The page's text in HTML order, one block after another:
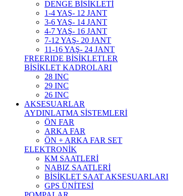
DENGE BİSİKLETİ
1-4 YAŞ- 12 JANT
3-6 YAŞ- 14 JANT
4-7 YAŞ- 16 JANT
7-12 YAŞ- 20 JANT
11-16 YAŞ- 24 JANT
FREERIDE BİSİKLETLER
BİSİKLET KADROLARI
28 INC
29 INC
26 INC
AKSESUARLAR
AYDINLATMA SİSTEMLERİ
ÖN FAR
ARKA FAR
ÖN + ARKA FAR SET
ELEKTRONİK
KM SAATLERİ
NABIZ SAATLERİ
BİSİKLET SAAT AKSESUARLARI
GPS ÜNİTESİ